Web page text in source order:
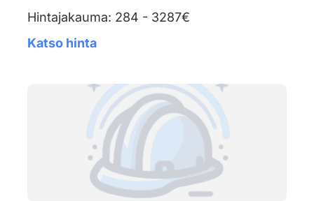
Hintajakauma: 284 - 3287€
Katso hinta